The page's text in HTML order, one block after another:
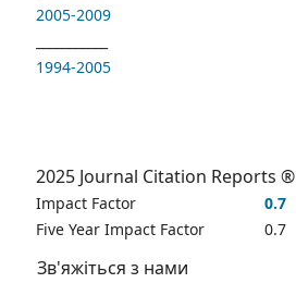
2005-2009
1994-2005
2025 Journal Citation Reports ®
Impact Factor
0.7
Five Year Impact Factor
0.7
Зв'яжіться з нами